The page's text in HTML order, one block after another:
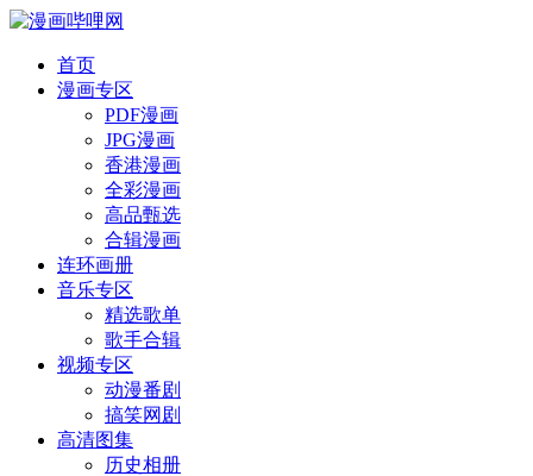
首页
漫画专区
PDF漫画
JPG漫画
香港漫画
全彩漫画
高品甄选
合辑漫画
连环画册
音乐专区
精选歌单
歌手合辑
视频专区
动漫番剧
搞笑网剧
高清图集
历史相册